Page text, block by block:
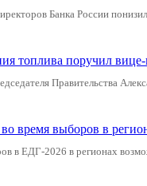
Банка России
топлива поручил
Правительства
время выборов в
ЕДГ-2026 в регионах